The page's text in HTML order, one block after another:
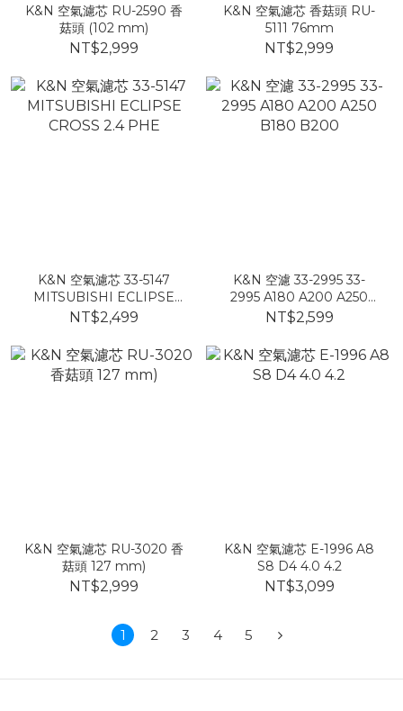
K&N 空氣濾芯 RU-2590 香
菇頭 (102 mm)
NT$2,999
K&N 空氣濾芯 香菇頭 RU-
5111 76mm
NT$2,999
K&N 空氣濾芯 33-5147
MITSUBISHI ECLIPSE
CROSS 2.4 PHE
NT$2,499
K&N 空濾 33-2995 33-
2995 A180 A200 A250
B180 B200
NT$2,599
K&N 空氣濾芯 RU-3020 香
菇頭 127 mm)
NT$2,999
K&N 空氣濾芯 E-1996 A8
S8 D4 4.0 4.2
NT$3,099
1 2 3 4 5